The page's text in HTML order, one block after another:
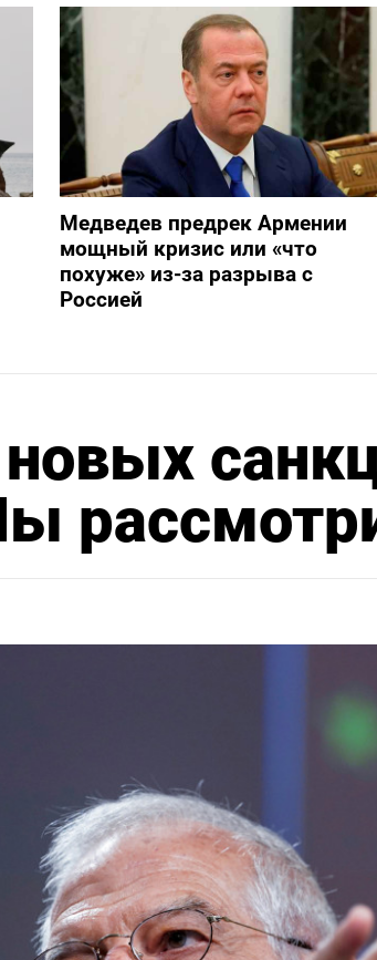
Медведев предрек Армении
мощный кризис или «что
похуже» из-за разрыва с
Россией